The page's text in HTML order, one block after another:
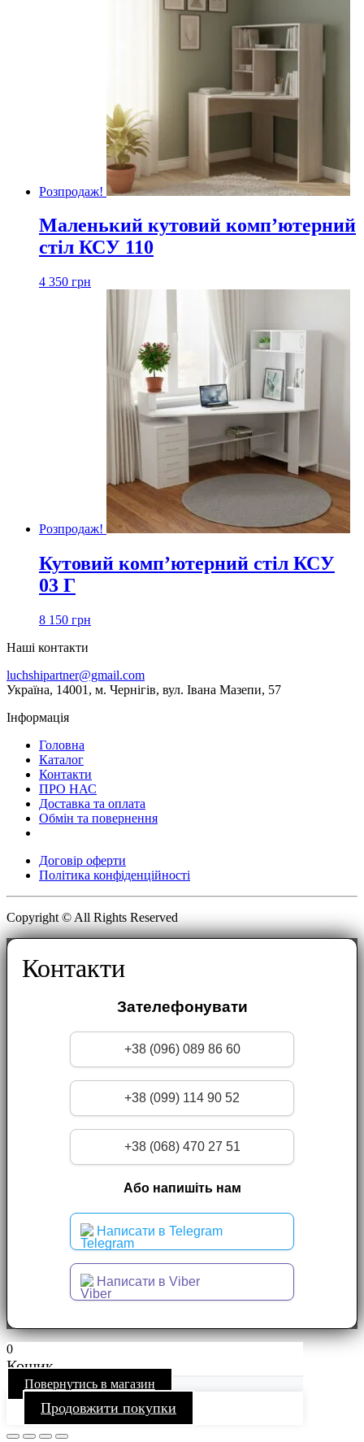
Розпродаж!
Маленький кутовий комп’ютерний
стіл КСУ 110
4 350 грн
Розпродаж!
Кутовий комп’ютерний стіл КСУ
03 Г
8 150 грн
Наші контакти
luchshipartner@gmail.com
Українa, 14001, м. Чернігів, вул. Івана Мазепи, 57
Інформація
Головна
Каталог
Контакти
ПРО НАС
Доставка та оплата
Обмін та повернення
Договір оферти
Політика конфіденційності
Copyright © All Rights Reserved
Контакти
Зателефонувати
+38 (096) 089 86 60
+38 (099) 114 90 52
+38 (068) 470 27 51
Або напишіть нам
Написати в Telegram
Написати в Viber
0
Кошик
Повернутись в магазин
Продовжити покупки